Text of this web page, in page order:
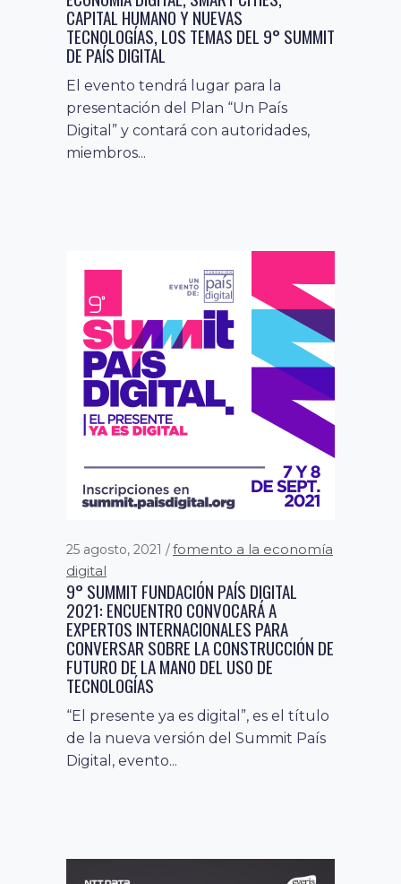
CAPITAL HUMANO Y NUEVAS
TECNOLOGÍAS, LOS TEMAS DEL 9° SUMMIT
DE PAÍS DIGITAL
El evento tendrá lugar para la
presentación del Plan “Un País
Digital” y contará con autoridades,
miembros...
25 agosto, 2021
fomento a la economía
digital
9° SUMMIT FUNDACIÓN PAÍS DIGITAL
2021: ENCUENTRO CONVOCARÁ A
EXPERTOS INTERNACIONALES PARA
CONVERSAR SOBRE LA CONSTRUCCIÓN DE
FUTURO DE LA MANO DEL USO DE
TECNOLOGÍAS
“El presente ya es digital”, es el título
de la nueva versión del Summit País
Digital, evento...
INNOVAR SU EMPRENDIMIENTO EN 2°
SEMINARIO WEB DESPEGA EN AYSÉN
El Director de Desarrollo Digital,
Marco Terán, planteó algunas de las
herramientas claves para llevar que
los...
11 agosto, 2021
fomento a la economía
digital
, noticias
PYMES APRENDEN DE CIBERSEGURIDAD
Digital y el Ministerio de Economía,